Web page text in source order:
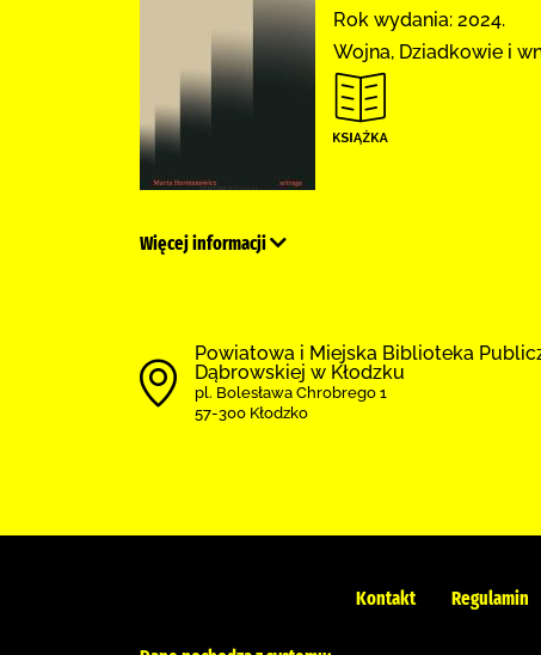
Rok wydania: 2024.
Wojna, Dziadkowie i
Więcej informacji
Powiatowa i Miejska Biblioteka
Dąbrowskiej w Kłodzku
pl. Bolesława Chrobrego 1
57-300 Kłodzko
Kontakt Regulamin